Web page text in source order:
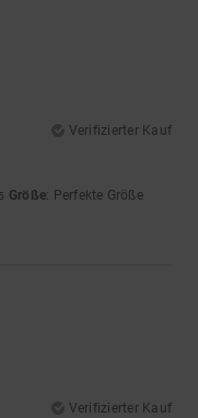
Verifizierter Kauf
Größe: Perfekte Größe
Verifizierter Kauf